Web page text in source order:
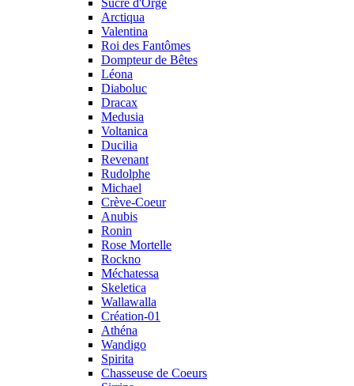
Sucre d'Orge
Arctiqua
Valentina
Roi des Fantômes
Dompteur de Bêtes
Léona
Diaboluc
Dracax
Medusia
Voltanica
Ducilia
Revenant
Rudolphe
Michael
Crève-Coeur
Anubis
Ronin
Rose Mortelle
Rockno
Méchatessa
Skeletica
Wallawalla
Création-01
Athéna
Wandigo
Spirita
Chasseuse de Coeurs